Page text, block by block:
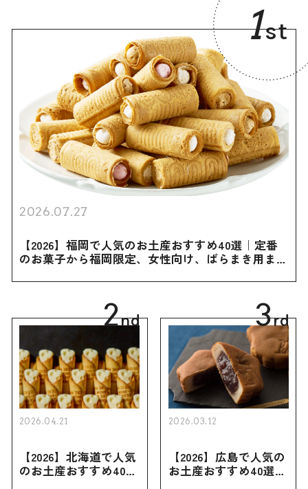
1st
2026.07.27
【2026】福岡で人気のお土産おすすめ40選｜定番
のお菓子から福岡限定、女性向け、ばらまき用まで
2nd
2026.04.21
【2026】北海道で人気
のお土産おすすめ40選
3rd
2026.03.12
【2026】広島で人気の
お土産おすすめ40選｜